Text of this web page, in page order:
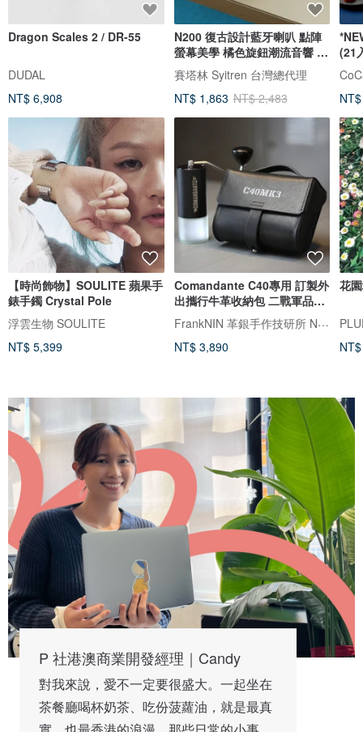
Dragon Scales 2 / DR-55
DUDAL
NT$ 6,908
【時尚飾物】SOULITE 蘋果手
錶手鐲 Crystal Pole
浮雲生物 SOULITE
NT$ 5,399
N200 復古設計藍牙喇叭 點陣
螢幕美學 橘色旋鈕潮流音響 藍
芽喇叭
賽塔林 Syitren 台灣總代理
NT$ 1,863 NT$ 2,483
Comandante C40專用 訂製外
出攜行牛革收納包 二戰軍品風
格 黑色
FrankNIN 革銀手作技研所 NEROSILVER 墨銀藝工
NT$ 3,890
(21
坊
花
P 社港澳商業開發經理｜Candy
對我來說，愛不一定要很盛大。一起坐在
茶餐廳喝杯奶茶、吃份菠蘿油，就是最真